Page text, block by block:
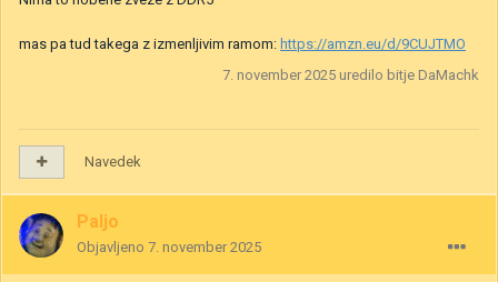
mas pa tud takega z izmenljivim ramom: https://amzn.eu/d/9CUJTMO
7. november 2025 uredilo bitje DaMachk
Navedek
Paljo
Objavljeno 7. november 2025